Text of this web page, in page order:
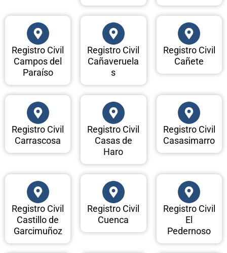
Registro Civil
Campos del
Paraíso
Registro Civil
Cañaveruela
s
Registro Civil
Cañete
Registro Civil
Carrascosa
Registro Civil
Casas de
Haro
Registro Civil
Casasimarro
Registro Civil
Castillo de
Garcimuñoz
Registro Civil
Cuenca
Registro Civil
El
Pedernoso